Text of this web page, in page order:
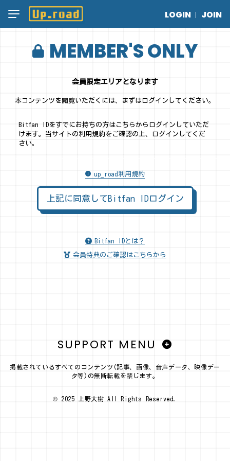
LOGIN JOIN
MEMBER'S ONLY
会員限定エリアとなります
本コンテンツを閲覧いただくには、まずはログインしてください。
Bitfan IDをすでにお持ちの方はこちらからログインしていただ
けます。 当サイトの利用規約をご確認の上、ログインしてくだ
さい。
up_road利用規約
上記に同意してBitfan IDログイン
Bitfan IDとは？
会員特典のご確認はこちらから
SUPPORT MENU
掲載されているすべてのコンテンツ(記事、画像、音声データ、映像デー
タ等)の無断転載を禁じます。
© 2025 上野大樹 All Rights Reserved.